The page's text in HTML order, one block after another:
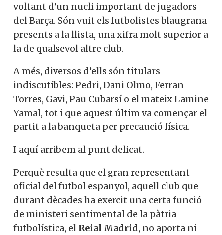
voltant d’un nucli important de jugadors
del Barça. Són vuit els futbolistes blaugrana
presents a la llista, una xifra molt superior a
la de qualsevol altre club.
A més, diversos d’ells són titulars
indiscutibles: Pedri, Dani Olmo, Ferran
Torres, Gavi, Pau Cubarsí o el mateix Lamine
Yamal, tot i que aquest últim va començar el
partit a la banqueta per precaució física.
I aquí arribem al punt delicat.
Perquè resulta que el gran representant
oficial del futbol espanyol, aquell club que
durant dècades ha exercit una certa funció
de ministeri sentimental de la pàtria
futbolística, el Reial Madrid, no aporta ni